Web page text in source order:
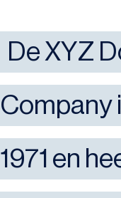
De XYZ
Company
1971 en